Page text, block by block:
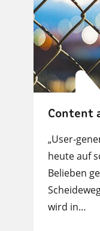
Content
„User-
heute auf
Belieben
wird in…